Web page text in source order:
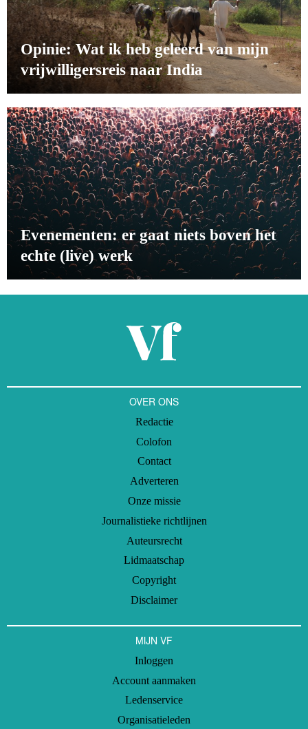
Opinie: Wat ik heb geleerd van mijn
vrijwilligersreis naar India
Evenementen: er gaat niets boven het
echte (live) werk
OVER ONS
Redactie
Colofon
Contact
Adverteren
Onze missie
Journalistieke richtlijnen
Auteursrecht
Lidmaatschap
Copyright
Disclaimer
MIJN VF
Inloggen
Account aanmaken
Ledenservice
Organisatieleden